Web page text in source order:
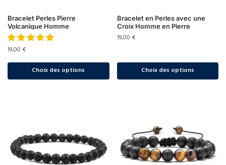
Bracelet Perles Pierre
Volcanique Homme
19,00 €
Choix des options
Bracelet en Perles avec une
Croix Homme en Pierre
19,00 €
Choix des options